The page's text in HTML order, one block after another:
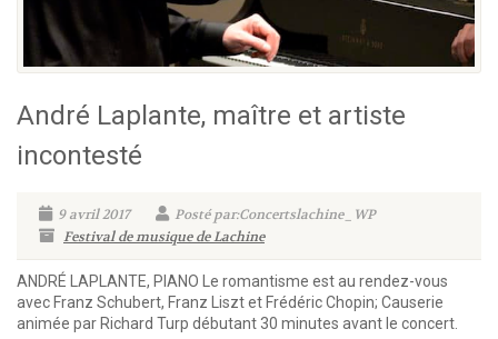
André Laplante, maître et artiste
incontesté
9 avril 2017
Posté par:Concertslachine_WP
Festival de musique de Lachine
ANDRÉ LAPLANTE, PIANO Le romantisme est au rendez-vous
avec Franz Schubert, Franz Liszt et Frédéric Chopin; Causerie
animée par Richard Turp débutant 30 minutes avant le concert.